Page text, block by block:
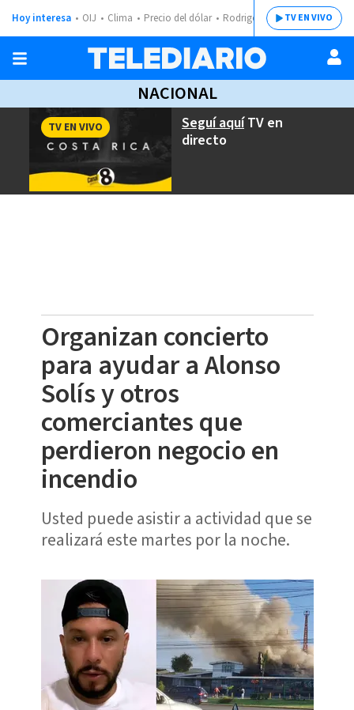
Hoy interesa OIJ Clima Precio del dólar Rodrigo ChavesTV EN VIVO
NACIONAL
Seguí aquíTV en
directo
TV EN VIVO
Organizan concierto
para ayudar a Alonso
Solís y otros
comerciantes que
perdieron negocio en
incendio
Usted puede asistir a actividad que se
realizará este martes por la noche.